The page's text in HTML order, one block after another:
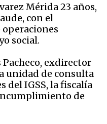
Mérida 23 años,
con el
social.
exdirector
unidad de consulta
del IGSS, la fiscalía
de